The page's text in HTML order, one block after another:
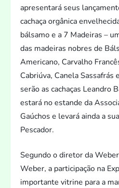
apresentará seus lançamen
cachaça orgânica
bálsamo e a 7 Madeiras –
das madeiras nobres de
Americano, Carvalho
Cabriúva, Canela Sassafrás
serão as cachaças Leandro
estará no estande da
Gaúchos e levará ainda a
Pescador.
Segundo o diretor da
Weber, a participação na
importante vitrine para a